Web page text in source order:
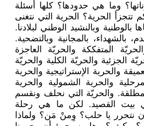
وما هي حدودها؟ كلها أسئلة
الحرية؟ الحرية التي نتغنى
بالوطنية وبالنشيد الوطني لبلادنا.
بالشهداء، بالمجانية وبالتضحية.
المتفككة والحريّة العاجزة
الجزئية والحريّة الكلية والحريّة
والحرية الإستراتيجية والحرية
والحرية الشمولية والحرية
والحريّة التي نحلف ونقسم
بيت القصيد. لكن ما هي رحلة
أن نتحرر يا حلب؟ وِمنْ مَن؟ ولماذا